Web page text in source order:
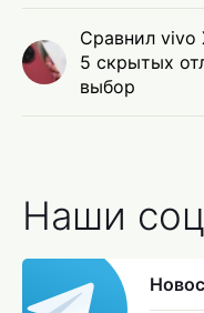
Сравнил vivo
5 скрытых
выбор
Наши